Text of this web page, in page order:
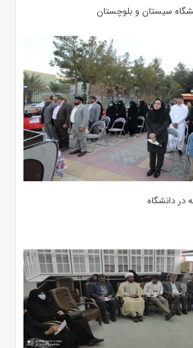
سیستان و بلوچستان
در دانشگاه